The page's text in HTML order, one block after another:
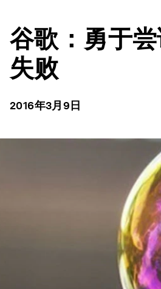
谷歌：勇于
失败
2016年3月9日